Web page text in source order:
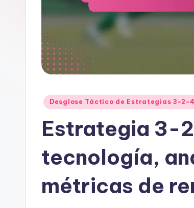
Posted
Desglose Táctico de Estrategias 3-2-
Estrategia 3-
tecnología,
métricas de